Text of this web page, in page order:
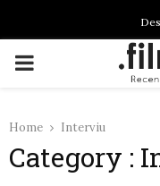
PRIMARY
Home Interviu
Category :